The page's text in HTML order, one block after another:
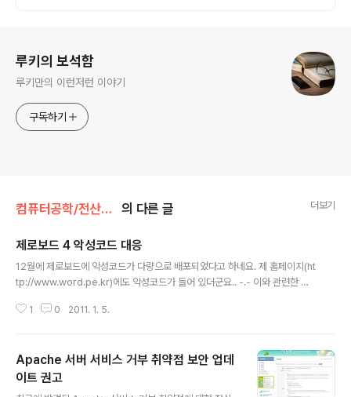
루키의 보석함
루키만의 이런저런 이야기
구독하기
컴퓨터공학/전산보안론 의 다른 글 더보기
제로보드 4 악성코드 대응
12월에 제로보드에 악성코드가 다량으로 배포되었다고 하네요. 제 홈페이지(ht
tp://www.word.pe.kr)에도 악성코드가 들어 있더군요.. -.- 이와 관련한 제
구요.. 12월 18일 제로보드 취약성으로 인한 파일 변조가 발생하고 있습니다.
니다. -----------------------------------------------------------
------------------------------------- □ 원인 : 제로보드 4 게시판의
취약성을 이용한..
1 0 2011. 1. 5.
Apache 서버 서비스 거부 취약점 보안 업데
이트 권고